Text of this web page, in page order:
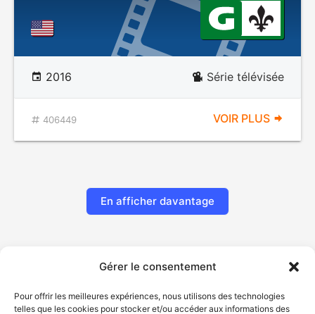
Gérer le consentement
Pour offrir les meilleures expériences, nous utilisons des technologies
telles que les cookies pour stocker et/ou accéder aux informations des
2016 Série télévisée
406449 VOIR PLUS
En afficher davantage